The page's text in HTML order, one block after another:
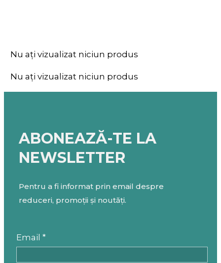
Nu ați vizualizat niciun produs
Nu ați vizualizat niciun produs
ABONEAZĂ-TE LA
NEWSLETTER
Pentru a fi informat prin email despre
reduceri, promoții și noutăți.
Email *